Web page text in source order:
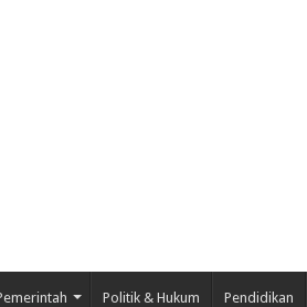
Politik & Hukum Pendidikan